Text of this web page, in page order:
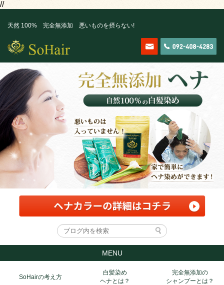
//
天然 100% 完全無添加 悪いものを摂らない!
MENU
SoHairの考え方
白髪染め
ヘナとは？
完全無添加の
シャンプーとは？